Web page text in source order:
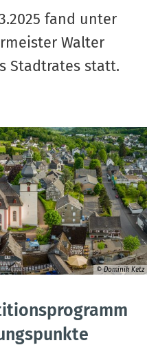
fand unter
Walter
Stadtrates statt.
© Dominik Ketz